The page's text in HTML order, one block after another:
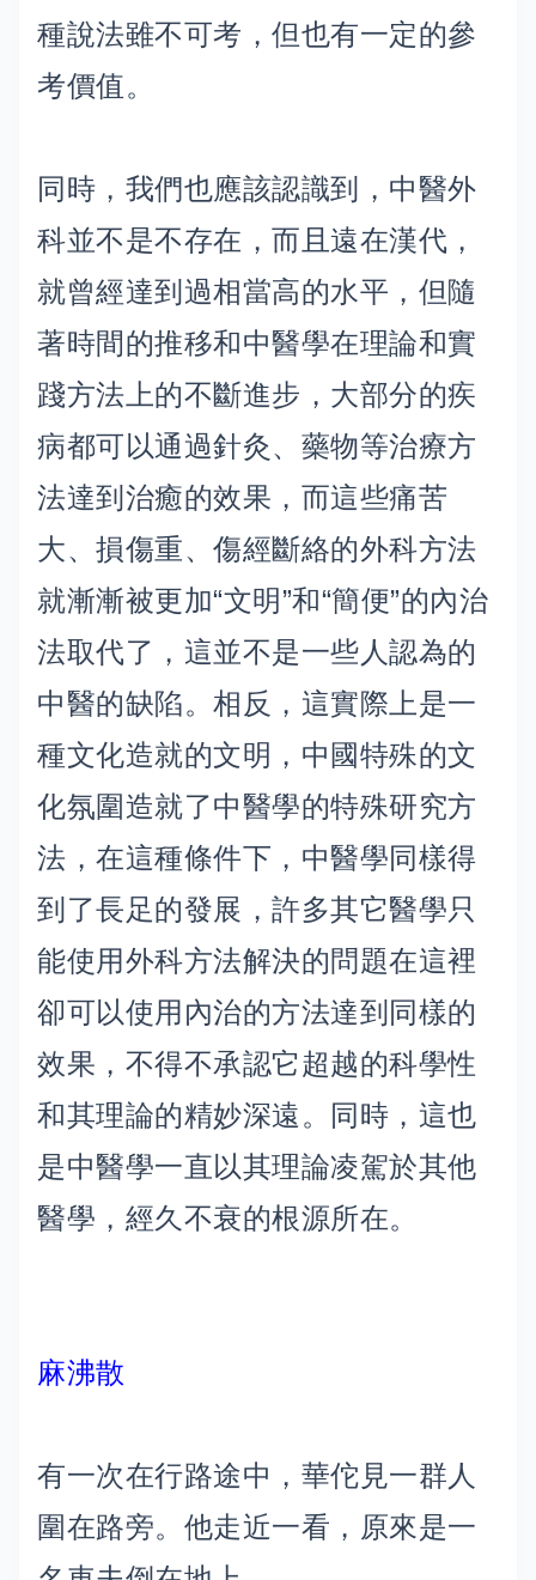
種說法雖不可考，但也有一定的參
考價值。
同時，我們也應該認識到，中醫外
科並不是不存在，而且遠在漢代，
就曾經達到過相當高的水平，但隨
著時間的推移和中醫學在理論和實
踐方法上的不斷進步，大部分的疾
病都可以通過針灸、藥物等治療方
法達到治癒的效果，而這些痛苦
大、損傷重、傷經斷絡的外科方法
就漸漸被更加“文明”和“簡便”的內治
法取代了，這並不是一些人認為的
中醫的缺陷。相反，這實際上是一
種文化造就的文明，中國特殊的文
化氛圍造就了中醫學的特殊研究方
法，在這種條件下，中醫學同樣得
到了長足的發展，許多其它醫學只
能使用外科方法解決的問題在這裡
卻可以使用內治的方法達到同樣的
效果，不得不承認它超越的科學性
和其理論的精妙深遠。同時，這也
是中醫學一直以其理論凌駕於其他
醫學，經久不衰的根源所在。
麻沸散
有一次在行路途中，華佗見一群人
圍在路旁。他走近一看，原來是一